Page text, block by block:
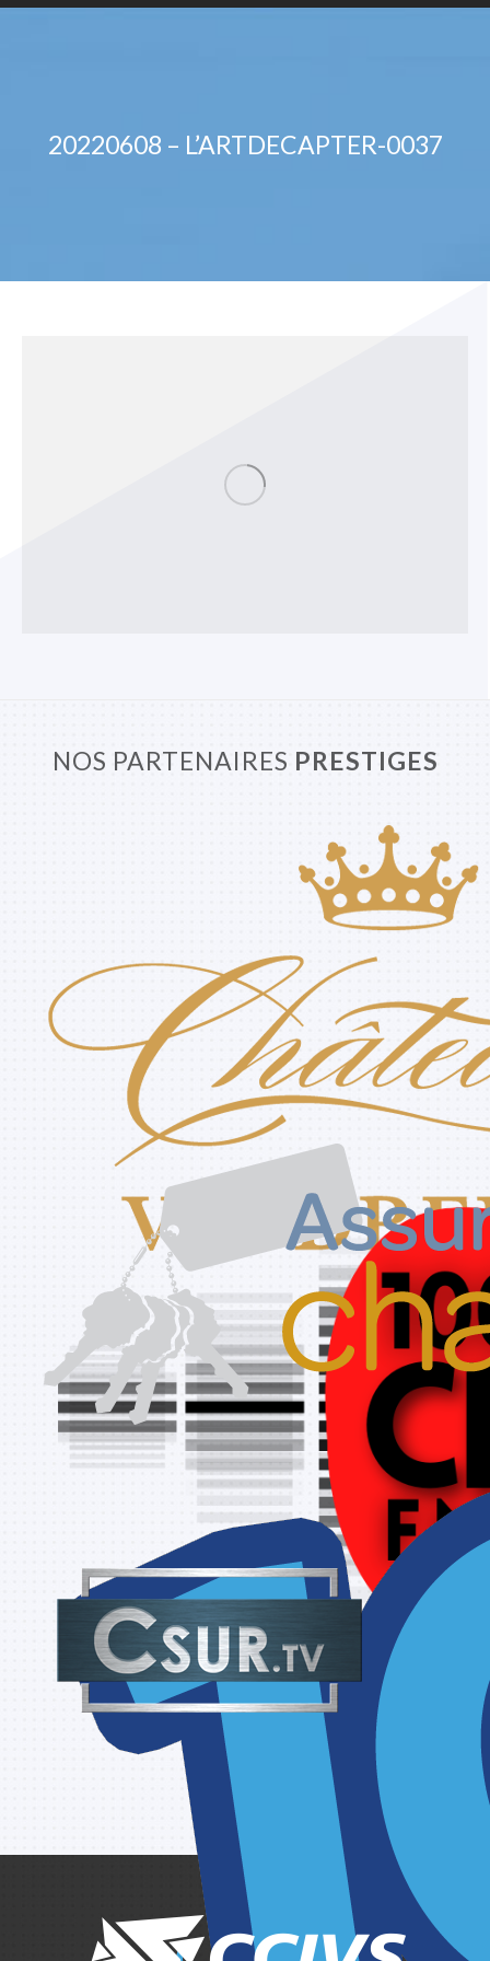
20220608 – L’ARTDECAPTER-0037
NOS PARTENAIRES PRESTIGES